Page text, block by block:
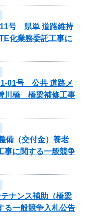
11号 県単 道路維持
化業務委託工事に
01号 公共 道路メ
川橋 橋梁補修工事
備（交付金）養老
事に関する一般競争
ナンス補助（橋梁
る一般競争入札公告